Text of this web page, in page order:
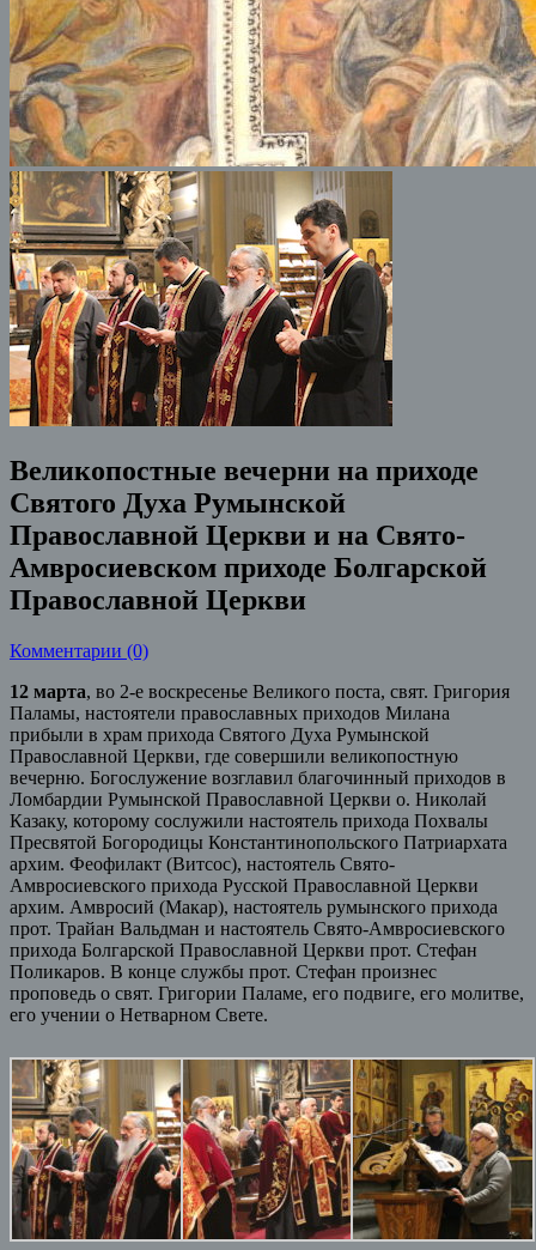
Великопостные вечерни на приходе
Святого Духа Румынской
Православной Церкви и на Свято-
Амвросиевском приходе Болгарской
Православной Церкви
Комментарии (0)
12 марта, во 2-е воскресенье Великого поста, свят. Григория
Паламы, настоятели православных приходов Милана
прибыли в храм прихода Святого Духа Румынской
Православной Церкви, где совершили великопостную
вечерню. Богослужение возглавил благочинный приходов в
Ломбардии Румынской Православной Церкви о. Николай
Казаку, которому сослужили настоятель прихода Похвалы
Пресвятой Богородицы Константинопольского Патриархата
архим. Феофилакт (Витсос), настоятель Свято-
Амвросиевского прихода Русской Православной Церкви
архим. Амвросий (Макар), настоятель румынского прихода
прот. Трайан Вальдман и настоятель Свято-Амвросиевского
прихода Болгарской Православной Церкви прот. Стефан
Поликаров. В конце службы прот. Стефан произнес
проповедь о свят. Григории Паламе, его подвиге, его молитве,
его учении о Нетварном Свете.